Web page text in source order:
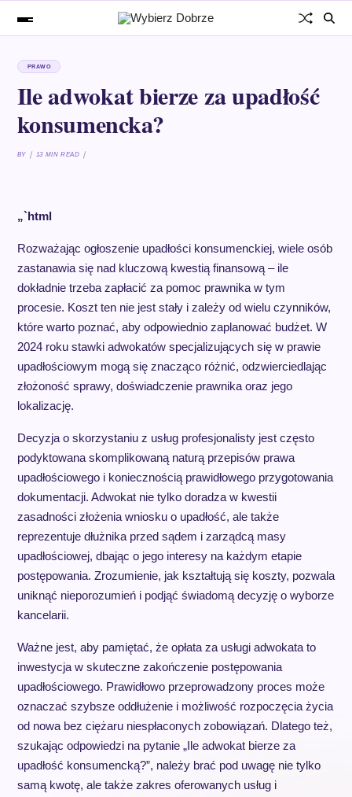
PRAWO
Ile adwokat bierze za upadłość
konsumencka?
BY 13 MIN READ
„`html
Rozważając ogłoszenie upadłości konsumenckiej, wiele osób
zastanawia się nad kluczową kwestią finansową – ile
dokładnie trzeba zapłacić za pomoc prawnika w tym
procesie. Koszt ten nie jest stały i zależy od wielu czynników,
które warto poznać, aby odpowiednio zaplanować budżet. W
2024 roku stawki adwokatów specjalizujących się w prawie
upadłościowym mogą się znacząco różnić, odzwierciedlając
złożoność sprawy, doświadczenie prawnika oraz jego
lokalizację.
Decyzja o skorzystaniu z usług profesjonalisty jest często
podyktowana skomplikowaną naturą przepisów prawa
upadłościowego i koniecznością prawidłowego przygotowania
dokumentacji. Adwokat nie tylko doradza w kwestii
zasadności złożenia wniosku o upadłość, ale także
reprezentuje dłużnika przed sądem i zarządcą masy
upadłościowej, dbając o jego interesy na każdym etapie
postępowania. Zrozumienie, jak kształtują się koszty, pozwala
uniknąć nieporozumień i podjąć świadomą decyzję o wyborze
kancelarii.
Ważne jest, aby pamiętać, że opłata za usługi adwokata to
inwestycja w skuteczne zakończenie postępowania
upadłościowego. Prawidłowo przeprowadzony proces może
oznaczać szybsze oddłużenie i możliwość rozpoczęcia życia
od nowa bez ciężaru niespłaconych zobowiązań. Dlatego też,
szukając odpowiedzi na pytanie „Ile adwokat bierze za
upadłość konsumencką?”, należy brać pod uwagę nie tylko
samą kwotę, ale także zakres oferowanych usług i